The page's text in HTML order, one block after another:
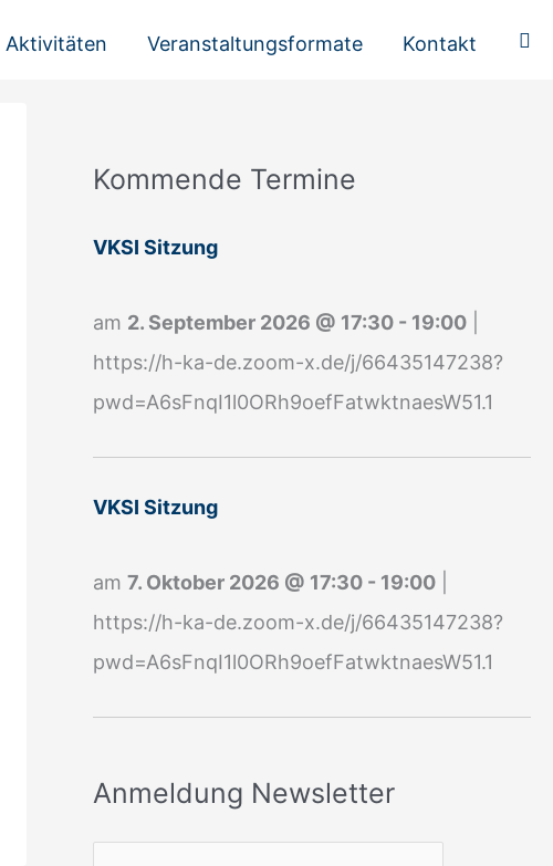
Aktivitäten Veranstaltungsformate Kontakt
Kommende Termine
VKSI Sitzung
am 2. September 2026 @ 17:30- 19:00|
https://h-ka-de.zoom-x.de/j/66435147238?
pwd=A6sFnqI1l0ORh9oefFatwktnaesW51.1
VKSI Sitzung
am 7. Oktober 2026 @ 17:30- 19:00|
https://h-ka-de.zoom-x.de/j/66435147238?
pwd=A6sFnqI1l0ORh9oefFatwktnaesW51.1
Anmeldung Newsletter
A
m
l
d
u
n
g
e
w
s